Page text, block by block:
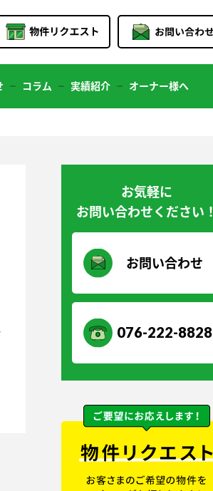
コラム 実績紹介 オーナー様へ
お気軽に
お問い合わせください！
お問い合わせ
076-222-8828